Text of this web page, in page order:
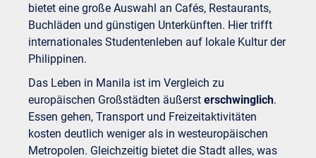
bietet eine große Auswahl an Cafés, Restaurants,
Buchläden und günstigen Unterkünften. Hier trifft
internationales Studentenleben auf lokale Kultur der
Philippinen.
Das Leben in Manila ist im Vergleich zu
europäischen Großstädten äußerst erschwinglich.
Essen gehen, Transport und Freizeitaktivitäten
kosten deutlich weniger als in westeuropäischen
Metropolen. Gleichzeitig bietet die Stadt alles, was